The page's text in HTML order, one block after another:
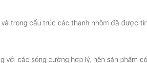
trong cấu trúc các thanh nhôm đã được
với các sóng cường hợp lý, nên sản phẩm